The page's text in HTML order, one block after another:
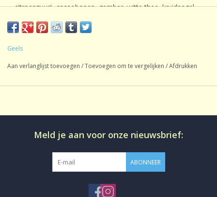
citroenzuur), cacaobonen, gember, witte thee, kruidnagel,
Geels
Aan verlanglijst toevoegen /Toevoegen om te vergelijken /Afdrukken
Meld je aan voor onze nieuwsbrief:
ABONNEER